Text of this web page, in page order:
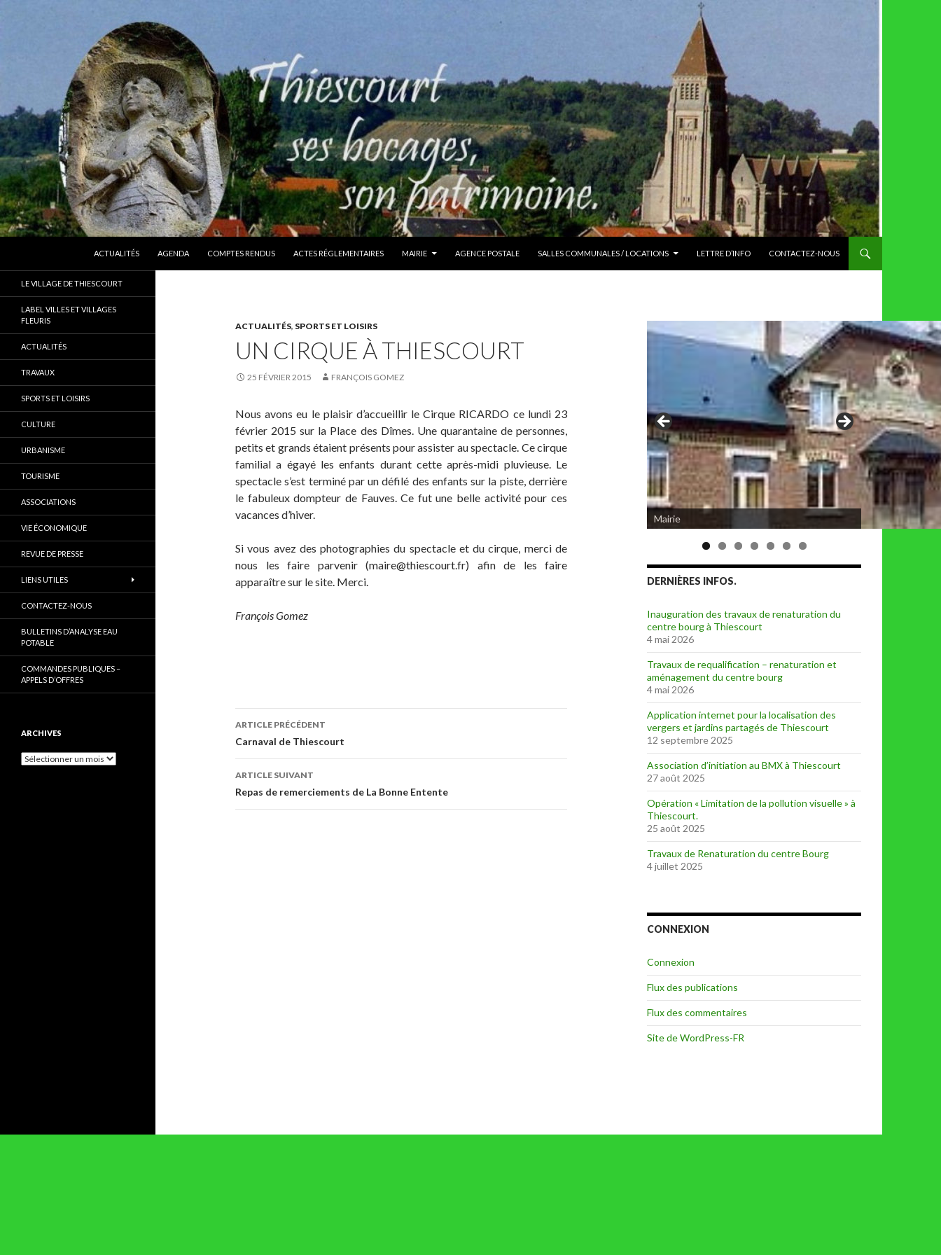
ACTUALITÉS
AGENDA COMPTES RENDUS ACTES RÉGLEMENTAIRES MAIRIE AGENCE POSTALE SALLES COMMUNALES / LOCATIONS LETTRE D’INFO CONTACTEZ-NOUS
ACTUALITÉS, SPORTS ET LOISIRS
UN CIRQUE À THIESCOURT
25 FÉVRIER 2015 FRANÇOIS GOMEZ
Nous avons eu le plaisir d’accueillir le Cirque RICARDO ce lundi 23
février 2015 sur la Place des Dîmes. Une quarantaine de personnes,
petits et grands étaient présents pour assister au spectacle. Ce cirque
familial a égayé les enfants durant cette après-midi pluvieuse. Le
spectacle s’est terminé par un défilé des enfants sur la piste, derrière
le fabuleux dompteur de Fauves. Ce fut une belle activité pour ces
vacances d’hiver.
Si vous avez des photographies du spectacle et du cirque, merci de
nous les faire parvenir (maire@thiescourt.fr) afin de les faire
apparaître sur le site. Merci.
François Gomez
Navigation
des
articles
ARTICLE PRÉCÉDENT
Carnaval de Thiescourt
ARTICLE SUIVANT
Repas de remerciements de La Bonne Entente
Mairie
Eglise de Thiescourt détruite durant la
grande guerre
DERNIÈRES INFOS.
Inauguration des travaux de renaturation du
centre bourg à Thiescourt
4 mai 2026
Travaux de requalification – renaturation et
aménagement du centre bourg
4 mai 2026
Application internet pour la localisation des
vergers et jardins partagés de Thiescourt
12 septembre 2025
Association d’initiation au BMX à Thiescourt
27 août 2025
Opération « Limitation de la pollution visuelle » à
Thiescourt.
25 août 2025
Travaux de Renaturation du centre Bourg
4 juillet 2025
CONNEXION
Connexion
Flux des publications
Flux des commentaires
Site de WordPress-FR
Thiescourt (Oise)
LE VILLAGE DE THIESCOURT
LABEL VILLES ET VILLAGES
FLEURIS
ACTUALITÉS
TRAVAUX
SPORTS ET LOISIRS
CULTURE
URBANISME
TOURISME
ASSOCIATIONS
VIE ÉCONOMIQUE
REVUE DE PRESSE
LIENS UTILES
CONTACTEZ-NOUS
BULLETINS D’ANALYSE EAU
POTABLE
COMMANDES PUBLIQUES –
APPELS D’OFFRES
ARCHIVES
Archives